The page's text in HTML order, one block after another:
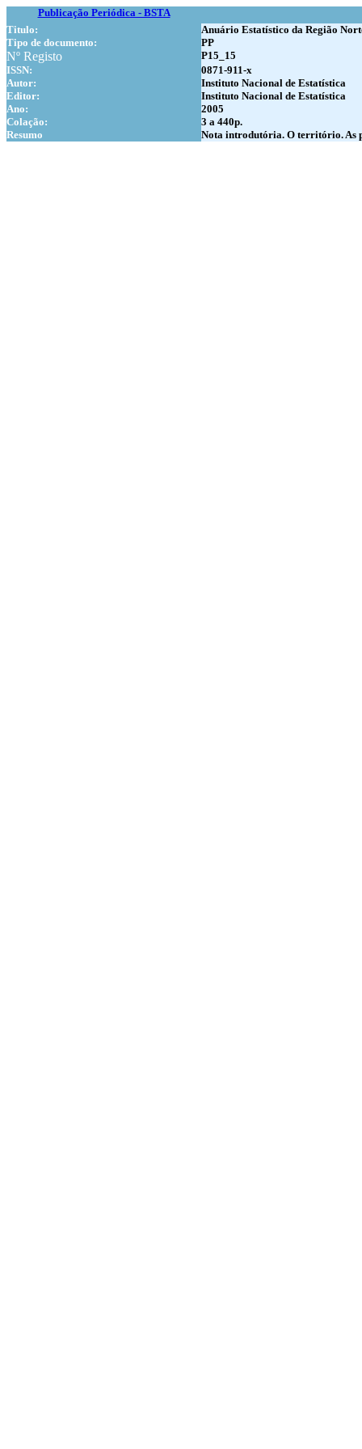
Publicação Periódica - BSTA
Titulo:
Anuário Estatístico da Região
Tipo de documento:
PP
Nº Registo
P15_15
ISSN:
0871-911-x
Autor:
Instituto Nacional de Estatística
Editor:
Instituto Nacional de Estatística
Ano:
2005
Colação:
3 a 440p.
Resumo
Nota introdutória. O território. As